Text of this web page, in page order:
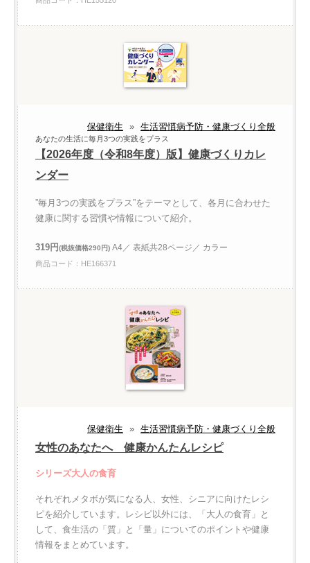
保健衛生 » 生活習慣病予防・健康づくり全般
あなたの生活に毎月3つの実践をプラス
【2026年度（令和8年度）版】健康づくりカレ
ンダー
”毎月3つの実践をプラス”をテーマとして、各月に合わせた
健康に関する習慣や情報について紹介。
319円(税抜価格290円) A4／ 表紙共28ページ／ カラー
商品コード：HE166371
保健衛生 » 生活習慣病予防・健康づくり全般
女性のあなたへ 健康かんたんレシピ
シリーズ大人の食育
それぞれメタボが気になる人、女性、シニアに向けたレシ
ピを紹介しています。レシピ以外には、「大人の食育」と
して、食生活の「質」と「量」についてのポイントや健康
情報をまとめています。